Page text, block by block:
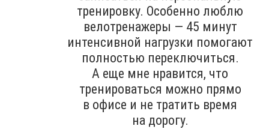
тренировку. Особенно люблю
велотренажеры — 45 минут
интенсивной нагрузки помогают
полностью переключиться.
А еще мне нравится, что
тренироваться можно прямо
в офисе и не тратить время
на дорогу.